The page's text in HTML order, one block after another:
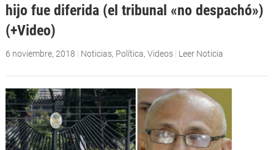
hijo fue diferida (el tribunal «no despachó»)
(+Video)
6 noviembre, 2018 | Noticias, Política, Videos | Leer Noticia